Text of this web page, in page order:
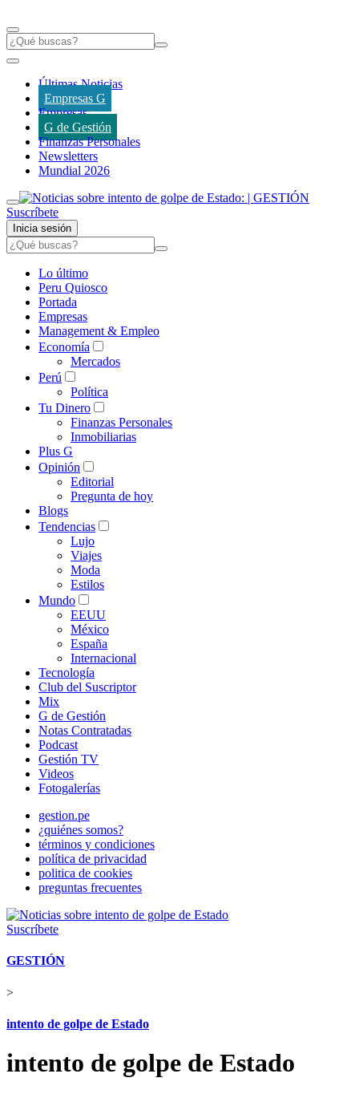
Últimas Noticias
Empresas G
Empresas
G de Gestión
Finanzas Personales
Newsletters
Mundial 2026
Suscríbete
Inicia sesión
Lo último
Peru Quiosco
Portada
Empresas
Management & Empleo
Economía
Mercados
Perú
Política
Tu Dinero
Finanzas Personales
Inmobiliarias
Plus G
Opinión
Editorial
Pregunta de hoy
Blogs
Tendencias
Lujo
Viajes
Moda
Estilos
Mundo
EEUU
México
España
Internacional
Tecnología
Club del Suscriptor
Mix
G de Gestión
Notas Contratadas
Podcast
Gestión TV
Videos
Fotogalerías
gestion.pe
¿quiénes somos?
términos y condiciones
política de privacidad
politica de cookies
preguntas frecuentes
Suscríbete
GESTIÓN
>
intento de golpe de Estado
intento de golpe de Estado